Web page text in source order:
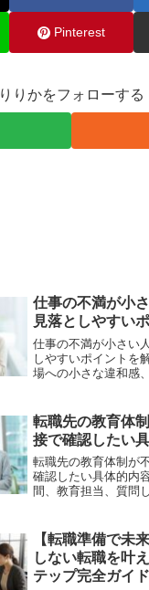
Pinterest
りりかをフォローする
仕事の不満が小
見落としやすい
仕事の不満が小さい
しやすいポイントを
場への小さな違和感
します。
転職先の教育体
接で確認したい
転職先の教育体制が
確認したい具体的内
間、教育担当、質問
介します。
【転職準備で未
しない転職を叶
テップ完全ガイド